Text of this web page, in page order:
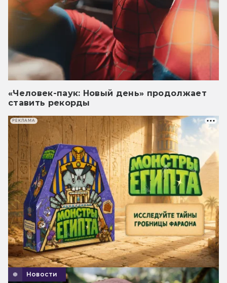
«Человек-паук: Новый день» продолжает
ставить рекорды
Новости
РЕКЛАМА